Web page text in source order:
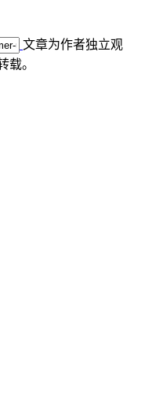
文章为作者独立观
载。